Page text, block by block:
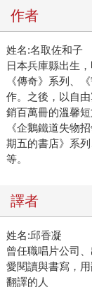
作者
姓名:名取佐和子
日本兵庫縣出生
《傳奇》系列、
作。之後，以自
銷百萬冊的溫馨
《企鵝鐵道失物
期五的書店》系
等。
譯者
姓名:邱香凝
曾任職唱片公司
愛閱讀與書寫，
翻譯的人